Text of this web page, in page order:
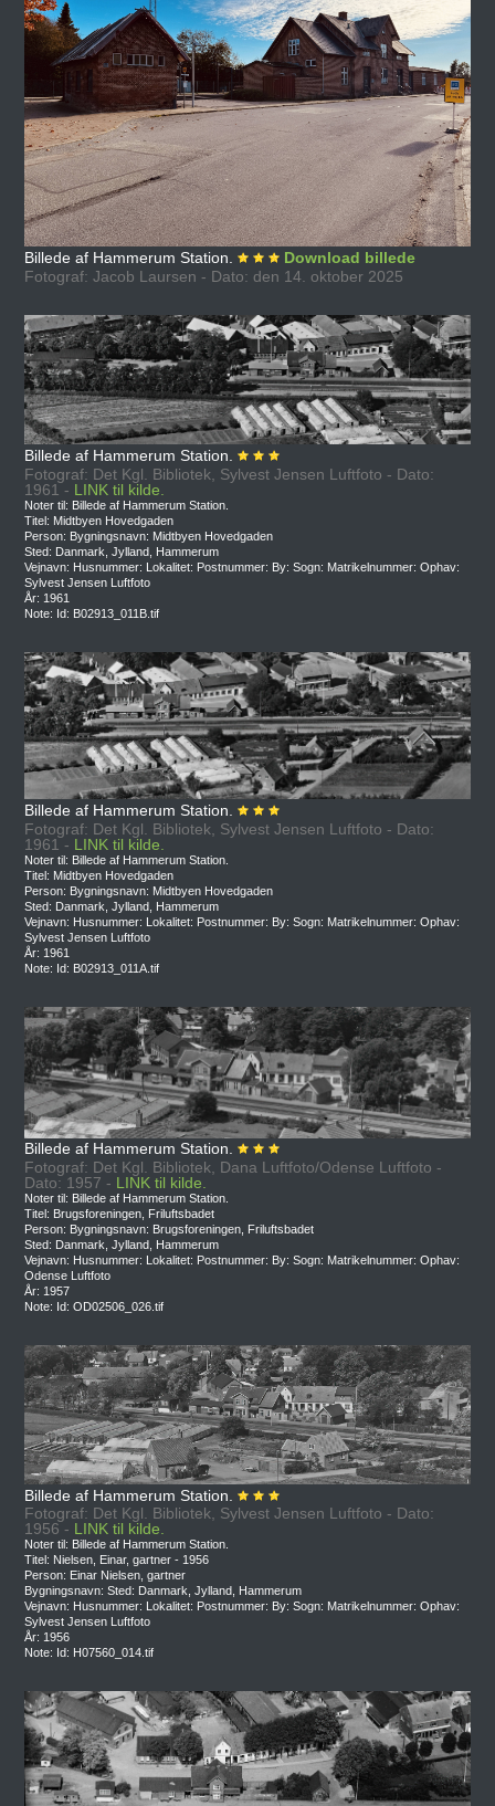
Billede af Hammerum Station.
Download billede
Fotograf: Jacob Laursen - Dato: den 14. oktober 2025
Billede af Hammerum Station.
Fotograf: Det Kgl. Bibliotek, Sylvest Jensen Luftfoto - Dato:
1961 - LINK til kilde.
Noter til: Billede af Hammerum Station.
Titel: Midtbyen Hovedgaden
Person: Bygningsnavn: Midtbyen Hovedgaden
Sted: Danmark, Jylland, Hammerum
Vejnavn: Husnummer: Lokalitet: Postnummer: By: Sogn: Matrikelnummer: Ophav:
Sylvest Jensen Luftfoto
År: 1961
Note: Id: B02913_011B.tif
Billede af Hammerum Station.
Fotograf: Det Kgl. Bibliotek, Sylvest Jensen Luftfoto - Dato:
1961 - LINK til kilde.
Noter til: Billede af Hammerum Station.
Titel: Midtbyen Hovedgaden
Person: Bygningsnavn: Midtbyen Hovedgaden
Sted: Danmark, Jylland, Hammerum
Vejnavn: Husnummer: Lokalitet: Postnummer: By: Sogn: Matrikelnummer: Ophav:
Sylvest Jensen Luftfoto
År: 1961
Note: Id: B02913_011A.tif
Billede af Hammerum Station.
Fotograf: Det Kgl. Bibliotek, Dana Luftfoto/Odense Luftfoto -
Dato: 1957 - LINK til kilde.
Noter til: Billede af Hammerum Station.
Titel: Brugsforeningen, Friluftsbadet
Person: Bygningsnavn: Brugsforeningen, Friluftsbadet
Sted: Danmark, Jylland, Hammerum
Vejnavn: Husnummer: Lokalitet: Postnummer: By: Sogn: Matrikelnummer: Ophav:
Odense Luftfoto
År: 1957
Note: Id: OD02506_026.tif
Billede af Hammerum Station.
Fotograf: Det Kgl. Bibliotek, Sylvest Jensen Luftfoto - Dato:
1956 - LINK til kilde.
Noter til: Billede af Hammerum Station.
Titel: Nielsen, Einar, gartner - 1956
Person: Einar Nielsen, gartner
Bygningsnavn: Sted: Danmark, Jylland, Hammerum
Vejnavn: Husnummer: Lokalitet: Postnummer: By: Sogn: Matrikelnummer: Ophav:
Sylvest Jensen Luftfoto
År: 1956
Note: Id: H07560_014.tif